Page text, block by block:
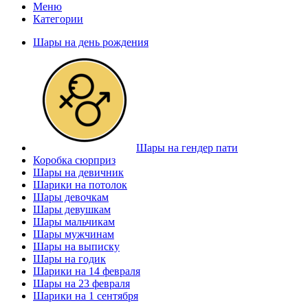
Меню
Категории
Шары на день рождения
Шары на гендер пати
Коробка сюрприз
Шары на девичник
Шарики на потолок
Шары девочкам
Шары девушкам
Шары мальчикам
Шары мужчинам
Шары на выписку
Шары на годик
Шарики на 14 февраля
Шары на 23 февраля
Шарики на 1 сентября